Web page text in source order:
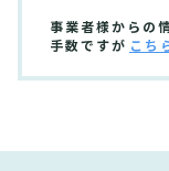
事業者様からの
手数ですが こち